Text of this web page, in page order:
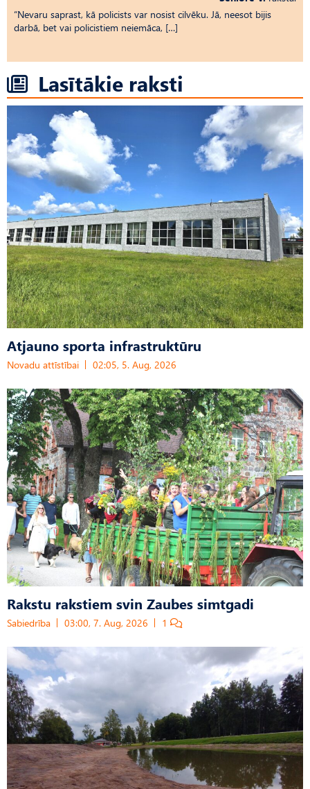
“Nevaru saprast, kā policists var nosist cilvēku. Jā, neesot bijis
darbā, bet vai policistiem neiemāca, […]
Lasītākie raksti
Atjauno sporta infrastruktūru
Novadu attīstībai 02:05, 5. Aug, 2026
Rakstu rakstiem svin Zaubes simtgadi
Sabiedrība 03:00, 7. Aug, 2026 1